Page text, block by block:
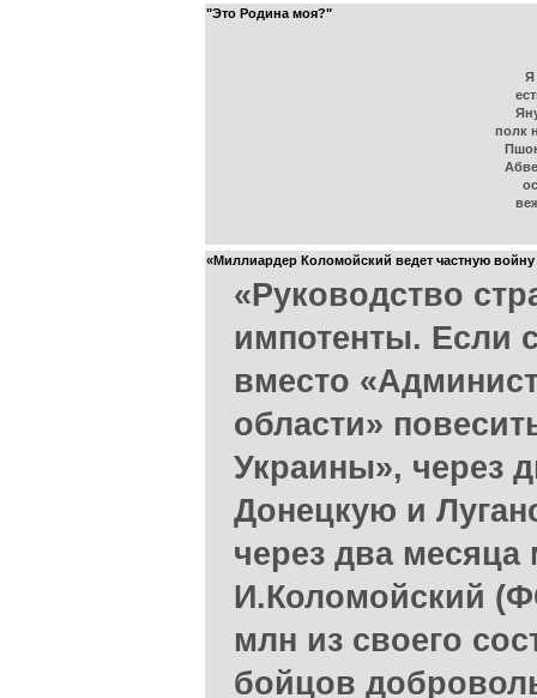
"Это Родина моя?"
Я
полк
«Миллиардер Коломойский ведет частную
«Руководство
импотенты. Если
вместо
области»
Украины», через
Донецкую и
через два
И.Коломойский
млн из своего
бойцов